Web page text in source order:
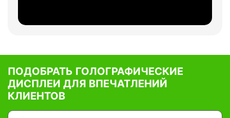
ПОДОБРАТЬ ГОЛОГРАФИЧЕСКИЕ
ДИСПЛЕИ ДЛЯ ВПЕЧАТЛЕНИЙ
КЛИЕНТОВ